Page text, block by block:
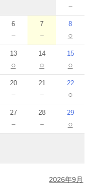
－
6
－
7
－
8
○
13
○
14
○
15
○
20
－
21
－
22
○
27
－
28
－
29
○
2026年9月